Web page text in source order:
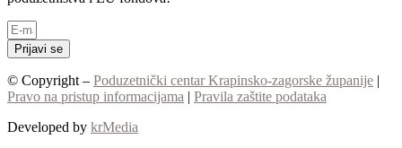
Prijavi se
© Copyright – Poduzetnički centar Krapinsko-zagorske županije |
Pravo na pristup informacijama | Pravila zaštite podataka
Developed by krMedia